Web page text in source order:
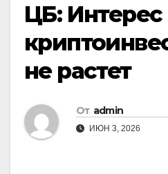
ЦБ: Интерес
не растет
От admin
ИЮН 3, 2026